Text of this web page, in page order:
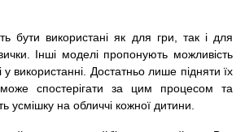
бути використані як для гри, так і для
Інші моделі пропонують можливість
використанні. Достатньо лише підняти їх
спостерігати за цим процесом та
усмішку на обличчі кожної дитини.